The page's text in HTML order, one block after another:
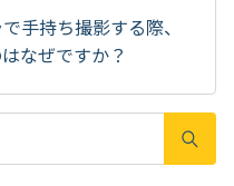
手持ち撮影する際、
なぜですか？